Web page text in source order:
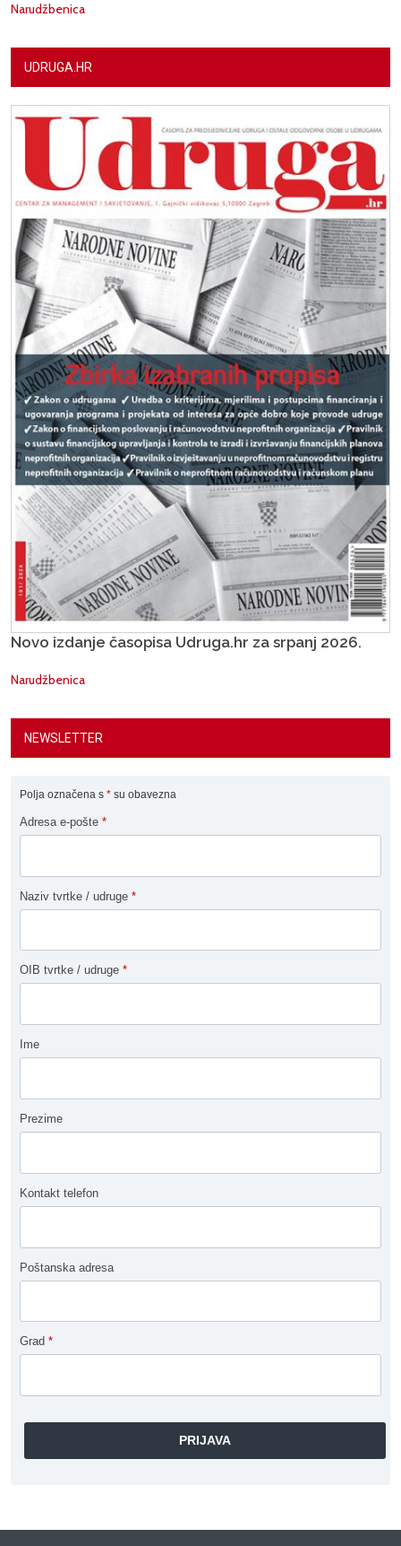
Narudžbenica
UDRUGA.HR
Novo izdanje časopisa Udruga.hr za srpanj 2026.
Narudžbenica
NEWSLETTER
Polja označena s * su obavezna
Adresa e-pošte *
Naziv tvrtke / udruge *
OIB tvrtke / udruge *
Ime
Prezime
Kontakt telefon
Poštanska adresa
Grad *